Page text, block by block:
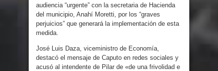
audiencia “urgente” con la secretaria de Hacienda
del municipio, Anahí Moretti, por los “graves
perjuicios” que generará la implementación de esta
medida.
José Luis Daza, viceministro de Economía,
destacó el mensaje de Caputo en redes sociales y
acusó al intendente de Pilar de «de una frivolidad e